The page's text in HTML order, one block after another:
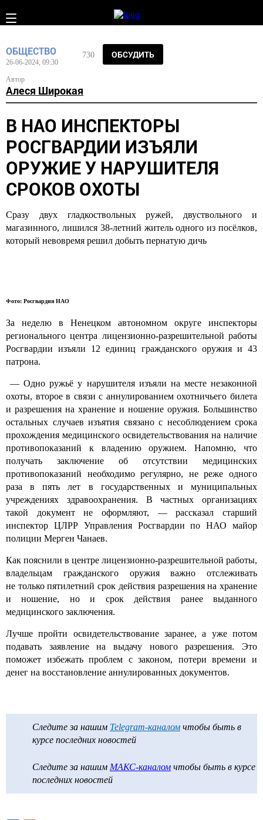
ОБЩЕСТВО
26-06-2024, 09:30
Автор
Алеся Широкая
730 ОБСУДИТЬ
В НАО ИНСПЕКТОРЫ
РОСГВАРДИИ ИЗЪЯЛИ
ОРУЖИЕ У НАРУШИТЕЛЯ
СРОКОВ ОХОТЫ
Сразу двух гладкоствольных ружей, двуствольного и
магазинного, лишился 38-летний житель одного из посёлков,
который невовремя решил добыть пернатую дичь
Фото: Росгвардия НАО
За неделю в Ненецком автономном округе инспекторы
регионального центра лицензионно-разрешительной работы
Росгвардии изъяли 12 единиц гражданского оружия и 43
патрона.
— Одно ружьё у нарушителя изъяли на месте незаконной
охоты, второе в связи с аннулированием охотничьего билета
и разрешения на хранение и ношение оружия. Большинство
остальных случаев изъятия связано с несоблюдением срока
прохождения медицинского освидетельствования на наличие
противопоказаний к владению оружием. Напомню, что
получать заключение об отсутствии медицинских
противопоказаний необходимо регулярно, не реже одного
раза в пять лет в государственных и муниципальных
учреждениях здравоохранения. В частных организациях
такой документ не оформляют, — рассказал старший
инспектор ЦЛРР Управления Росгвардии по НАО майор
полиции Мерген Чанаев.
Как пояснили в центре лицензионно-разрешительной работы,
владельцам гражданского оружия важно отслеживать
не только пятилетний срок действия разрешения на хранение
и ношение, но и срок действия ранее выданного
медицинского заключения.
Лучше пройти освидетельствование заранее, а уже потом
подавать заявление на выдачу нового разрешения. Это
поможет избежать проблем с законом, потери времени и
денег на восстановление аннулированных документов.
Следите за нашим Telegram-каналом чтобы быть в
курсе последних новостей
Следите за нашим МАКС-каналом чтобы быть в курсе
последних новостей